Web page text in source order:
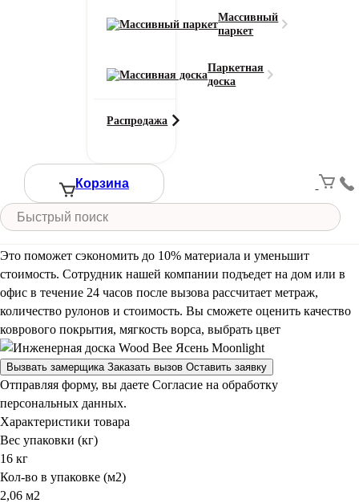
Массивный
паркет
Паркетная
доска
Распродажа
Корзина
Или укажите нужное количество в м2
Итого: Итого к оплате:
Добавить в корзину
Это поможет сэкономить до 10% материала и уменьшит
стоимость. Сотрудник нашей компании подъедет на дом или в
офис в течение 24 часов после вызова рассчитает метраж,
количество рулонов и стоимость. Вы сможете оценить качество
коврового покрытия, мягкость ворса, выбрать цвет
Вызвать замерщика Заказать вызов Оставить заявку
Отправляя форму, вы даете Согласие на обработку
персональных данных.
Характеристики товара
Вес упаковки (кг)
16 кг
Кол-во в упаковке (м2)
2,06 м2